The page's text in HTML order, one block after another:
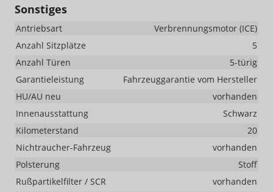
Sonstiges
Antriebsart
Verbrennungsmotor (ICE)
Anzahl Sitzplätze
5
Anzahl Türen
5-türig
Garantieleistung
Fahrzeuggarantie vom Hersteller
HU/AU neu
vorhanden
Innenausstattung
Schwarz
Kilometerstand
20
Nichtraucher-Fahrzeug
vorhanden
Polsterung
Stoff
Rußpartikelfilter / SCR
vorhanden